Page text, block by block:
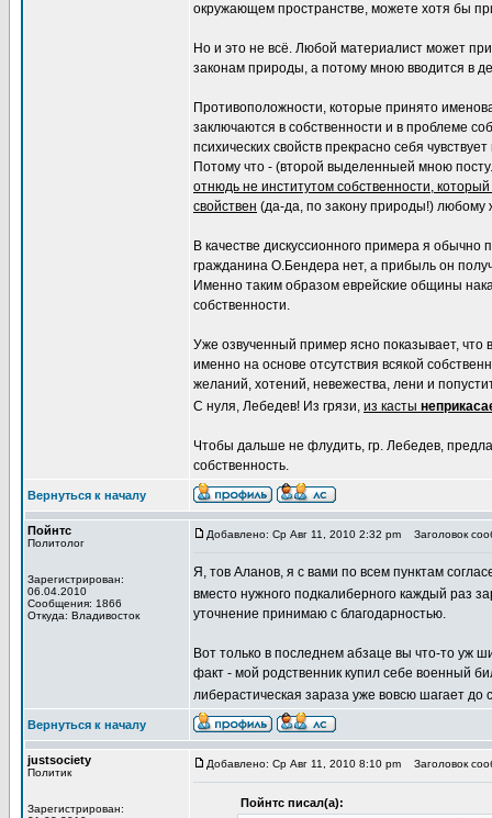
окружающем пространстве, можете хотя бы
Но и это не всё. Любой материалист может
законам природы, а потому мною вводится в
Противоположности, которые принято
заключаются в собственности и в проблеме
психических свойств прекрасно себя
Потому что - (второй выделенныей мною
отнюдь не институтом собственности,
свойствен (да-да, по закону природы!) любому
В качестве дискуссионного примера я
гражданина О.Бендера нет, а прибыль он
Именно таким образом еврейские общины
собственности.
Уже озвученный пример ясно показывает, что
именно на основе отсутствия всякой
желаний, хотений, невежества, лени и
С нуля, Лебедев! Из грязи, из касты
Чтобы дальше не флудить, гр. Лебедев,
собственность.
Вернуться к началу
Пойнтс
Политолог
Зарегистрирован:
06.04.2010
Сообщения: 1866
Откуда: Владивосток
Добавлено: Ср Авг 11, 2010 2:32 pm Заголовок
Я, тов Аланов, я с вами по всем пунктам
вместо нужного подкалиберного каждый раз
уточнение принимаю с благодарностью.
Вот только в последнем абзаце вы что-то уж
факт - мой родственник купил себе военный
либерастическая зараза уже вовсю шагает
Вернуться к началу
justsociety
Политик
Зарегистрирован:
Добавлено: Ср Авг 11, 2010 8:10 pm Заголовок
Пойнтс писал(а):